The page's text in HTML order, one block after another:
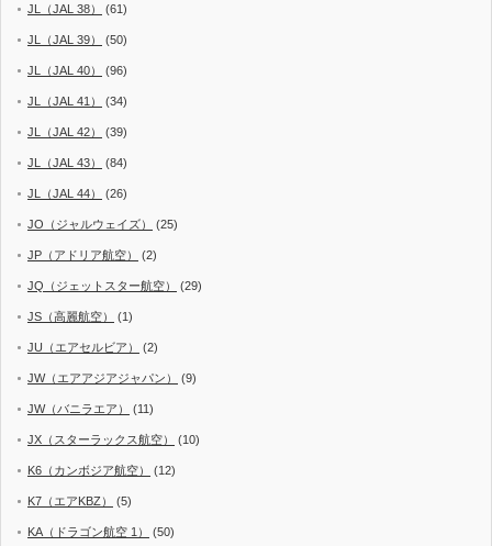
JL（JAL 38） (61)
JL（JAL 39） (50)
JL（JAL 40） (96)
JL（JAL 41） (34)
JL（JAL 42） (39)
JL（JAL 43） (84)
JL（JAL 44） (26)
JO（ジャルウェイズ） (25)
JP（アドリア航空） (2)
JQ（ジェットスター航空） (29)
JS（高麗航空） (1)
JU（エアセルビア） (2)
JW（エアアジアジャパン） (9)
JW（バニラエア） (11)
JX（スターラックス航空） (10)
K6（カンボジア航空） (12)
K7（エアKBZ） (5)
KA（ドラゴン航空 1） (50)